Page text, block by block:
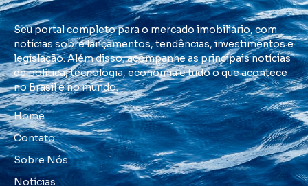
Seu portal completo para o mercado imobiliário, com
notícias sobre lançamentos, tendências, investimentos e
legislação. Além disso, acompanhe as principais notícias
de política, tecnologia, economia e tudo o que acontece
no Brasil e no mundo.
Home
Contato
Sobre Nós
Notícias